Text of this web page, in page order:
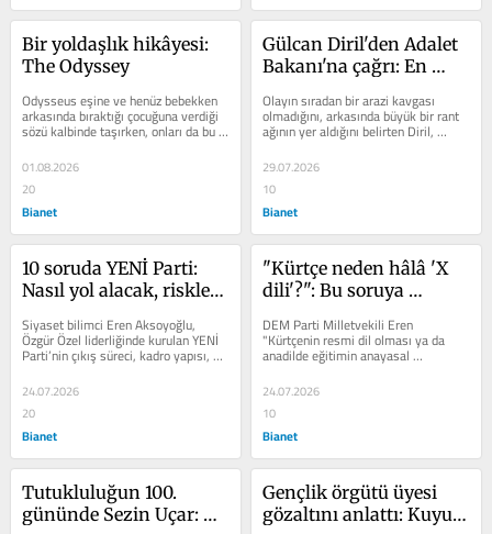
Bir yoldaşlık hikâyesi:
The Odyssey
Odysseus eşine ve henüz bebekken
arkasında bıraktığı çocuğuna verdiği
sözü kalbinde taşırken, onları da bu
yolculuğun bir parçası yapıyor.
01.08.2026
20
Bianet
Gülcan Diril'den Adalet
Bakanı'na çağrı: En
bulun
Olayın sıradan bir arazi kavgası
olmadığını, arkasında büyük bir rant
ağının yer aldığını belirten Diril,
AYM’ye taşınan...
29.07.2026
10
Bianet
10 soruda YENİ Parti:
Nasıl yol alacak, riskleri
Siyaset bilimci Eren Aksoyoğlu,
Özgür Özel liderliğinde kurulan YENİ
Parti’nin çıkış süreci, kadro yapısı,
ideolojik çeperi, kriz...
24.07.2026
20
Bianet
"Kürtçe neden hâlâ 'X
dili'?": Bu soruya
DEM Parti Milletvekili Eren
"Kürtçenin resmi dil olması ya da
anadilde eğitimin anayasal
güvenceye alınması yönünde bir
tartışma...
24.07.2026
10
Bianet
Tutukluluğun 100.
gününde Sezin Uçar:
Gençlik örgütü üyesi
gözaltını anlattı: Kuyu